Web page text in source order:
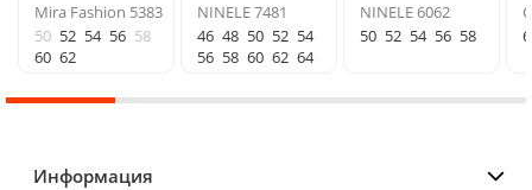
Mira Fashion 5383
50 52 54 56 58
60 62
NINELE 7481
46 48 50 52 54
56 58 60 62 64
NINELE 6062
50 52 54 56 58
Информация